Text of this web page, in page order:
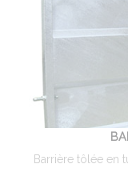
Barrière tôlée en